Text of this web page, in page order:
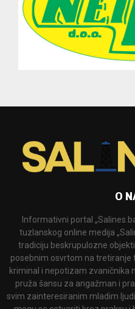
O
Informativni portal
tuzlanskog online medija
tradiciju beskrupulozne
posebnim osvrtom na tretiranje
kriminal i nepotizam zvaničnika
pruža šansu za angažman i
svim zainteresiranim mladim